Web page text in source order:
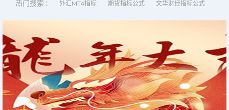
热门搜索 : 外汇MT4指标 期货指标公式 文华财经指标公式
自动交易EA 二元自动交易EA 外汇MT4智能交易EA 外汇MT4自动交易
EA 外汇指标EA编写编程教程视频课程 更多+